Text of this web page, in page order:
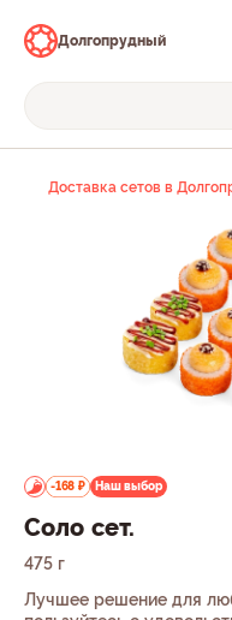
Долгопрудный
Доставка сетов в
-168 ₽ Наш выбор
Соло сет.
475 г
Лучшее решение для